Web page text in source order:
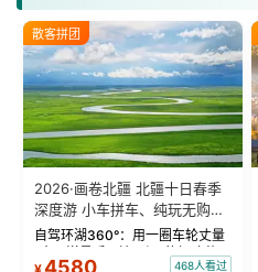
散客拼团
2026·画卷北疆 北疆十日春季
深度游 小车拼车、纯玩无购
物！
自驾环湖360°：用一圈车轮丈量
“大西洋最后一滴眼泪”的极致蔚
4580 468人看过